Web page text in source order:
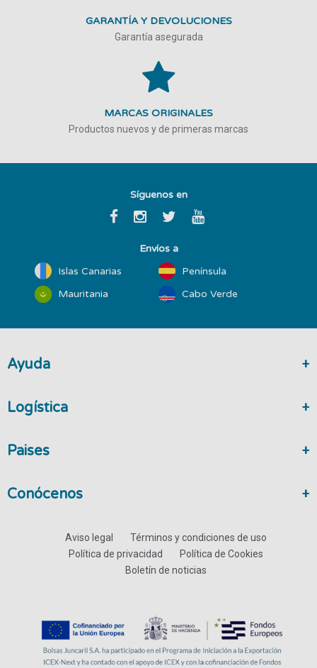
GARANTÍA Y DEVOLUCIONES
Garantía asegurada
MARCAS ORIGINALES
Productos nuevos y de primeras marcas
Síguenos en
Envíos a
Islas Canarias
Península
Mauritania
Cabo Verde
Ayuda
Logística
Paises
Conócenos
Aviso legal
Términos y condiciones de uso
Política de privacidad
Política de Cookies
Boletín de noticias